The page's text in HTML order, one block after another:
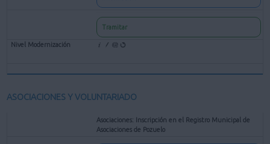
Tramitar
ASOCIACIONES Y VOLUNTARIADO
Asociaciones: Inscripción en el Registro Municipal de
Asociaciones de Pozuelo